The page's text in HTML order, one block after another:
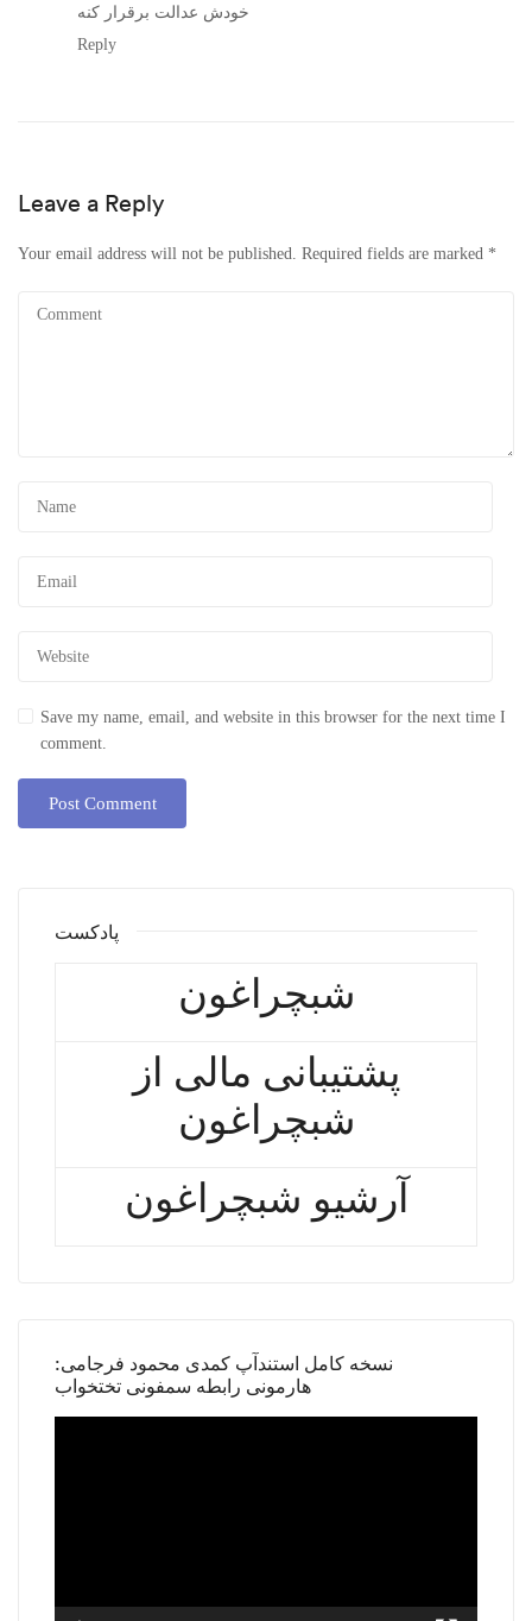
خودش عدالت برقرار کنه
Reply
Leave a Reply
Your email address will not be published. Required fields are marked *
Save my name, email, and website in this browser for the next time I
comment.
پادکست
شبچراغون
پشتیبانی مالی از
شبچراغون
آرشیو شبچراغون
نسخه کامل استندآپ کمدی محمود فرجامی:
هارمونی رابطه سمفونی تختخواب